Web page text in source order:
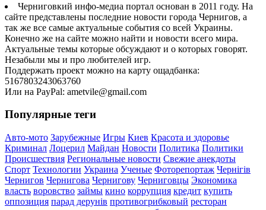
Черниговкий инфо-медиа портал основан в 2011 году. На
сайте представлены последние новости города Чернигов, а
так же все самые актуальные события со всей Украины.
Конечно же на сайте можно найти и новости всего мира.
Актуальные темы которые обсуждают и о которых говорят.
Незабыли мы и про любителей игр.
Поддержать проект можно на карту ощадбанка:
5167803243063760
Или на PayPal: ametvile@gmail.com
Популярные теги
Авто-мото Зарубежные Игры Киев Красота и здоровье
Криминал Лоцерил Майдан Новости Политика Политики
Происшествия Региональные новости Свежие анекдоты
Спорт Технологии Украина Ученые Фоторепортаж Чернігів
Чернигов Чернигова Чернигову Черниговцы Экономика
власть воровство займы кино коррупция кредит купить
оппозиция парад дерунів противогрибковый ресторан